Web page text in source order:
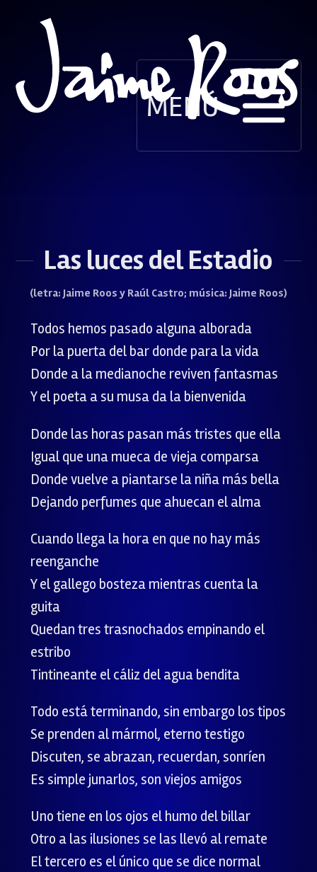
MENÚ
Las luces del Estadio
(letra: Jaime Roos y Raúl Castro; música: Jaime Roos)
Todos hemos pasado alguna alborada
Por la puerta del bar donde para la vida
Donde a la medianoche reviven fantasmas
Y el poeta a su musa da la bienvenida
Donde las horas pasan más tristes que ella
Igual que una mueca de vieja comparsa
Donde vuelve a piantarse la niña más bella
Dejando perfumes que ahuecan el alma
Cuando llega la hora en que no hay más
reenganche
Y el gallego bosteza mientras cuenta la
guita
Quedan tres trasnochados empinando el
estribo
Tintineante el cáliz del agua bendita
Todo está terminando, sin embargo los tipos
Se prenden al mármol, eterno testigo
Discuten, se abrazan, recuerdan, sonríen
Es simple junarlos, son viejos amigos
Uno tiene en los ojos el humo del billar
Otro a las ilusiones se las llevó al remate
El tercero es el único que se dice normal